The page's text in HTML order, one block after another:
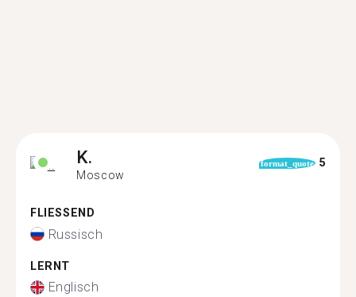
K.
Moscow
format_quote 5
FLIESSEND
Russisch
LERNT
Englisch